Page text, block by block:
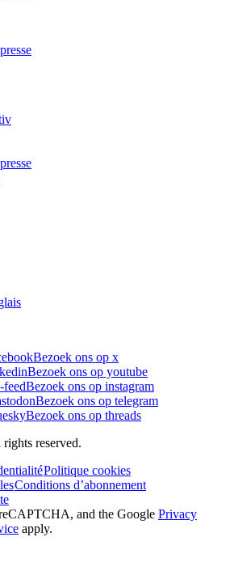
Bezoek ons op x
Bezoek ons op youtube
feedBezoek ons op instagram
Bezoek ons op telegram
Bezoek ons op threads
reserved.
Politique cookies
Conditions d’abonnement
and the Google Privacy
apply.